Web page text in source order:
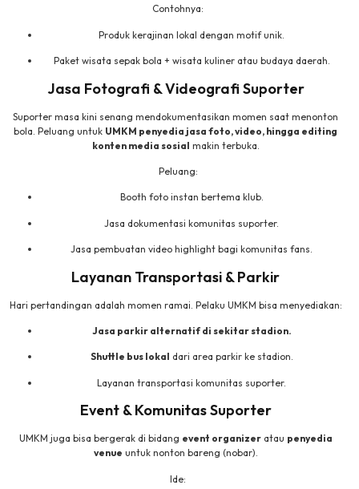
Contohnya:
Produk kerajinan lokal dengan motif unik.
Paket wisata sepak bola + wisata kuliner atau budaya daerah.
Jasa Fotografi & Videografi Suporter
Suporter masa kini senang mendokumentasikan momen saat menonton
bola. Peluang untuk UMKM penyedia jasa foto, video, hingga editing
konten media sosial makin terbuka.
Peluang:
Booth foto instan bertema klub.
Jasa dokumentasi komunitas suporter.
Jasa pembuatan video highlight bagi komunitas fans.
Layanan Transportasi & Parkir
Hari pertandingan adalah momen ramai. Pelaku UMKM bisa menyediakan:
Jasa parkir alternatif di sekitar stadion.
Shuttle bus lokal dari area parkir ke stadion.
Layanan transportasi komunitas suporter.
Event & Komunitas Suporter
UMKM juga bisa bergerak di bidang event organizeratau penyedia
venue untuk nonton bareng (nobar).
Ide: